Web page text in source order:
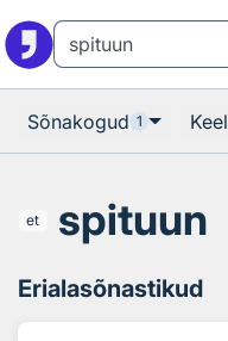
Sõnakogud 1 Keel
et spituun
Erialasõnastikud